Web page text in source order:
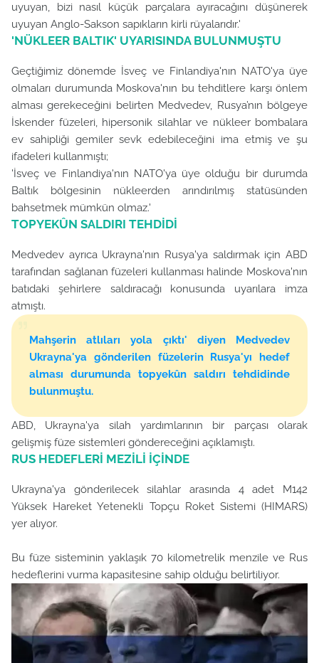
uyuyan, bizi nasıl küçük parçalara ayıracağını düşünerek
uyuyan Anglo-Sakson sapıkların kirli rüyalarıdır.'
'NÜKLEER BALTIK' UYARISINDA BULUNMUŞTU
Geçtiğimiz dönemde İsveç ve Finlandiya'nın NATO'ya üye
olmaları durumunda Moskova'nın bu tehditlere karşı önlem
alması gerekeceğini belirten Medvedev, Rusya’nın bölgeye
İskender füzeleri, hipersonik silahlar ve nükleer bombalara
ev sahipliği gemiler sevk edebileceğini ima etmiş ve şu
ifadeleri kullanmıştı;
'İsveç ve Finlandiya'nın NATO'ya üye olduğu bir durumda
Baltık bölgesinin nükleerden arındırılmış statüsünden
bahsetmek mümkün olmaz.'
TOPYEKÛN SALDIRI TEHDİDİ
Medvedev ayrıca Ukrayna'nın Rusya'ya saldırmak için ABD
tarafından sağlanan füzeleri kullanması halinde Moskova'nın
batıdaki şehirlere saldıracağı konusunda uyarılara imza
atmıştı.
Mahşerin atlıları yola çıktı' diyen Medvedev
Ukrayna'ya gönderilen füzelerin Rusya'yı hedef
alması durumunda topyekûn saldırı tehdidinde
bulunmuştu.
ABD, Ukrayna'ya silah yardımlarının bir parçası olarak
gelişmiş füze sistemleri göndereceğini açıklamıştı.
RUS HEDEFLERİ MEZİLİ İÇİNDE
Ukrayna'ya gönderilecek silahlar arasında 4 adet M142
Yüksek Hareket Yetenekli Topçu Roket Sistemi (HIMARS)
yer alıyor.
Bu füze sisteminin yaklaşık 70 kilometrelik menzile ve Rus
hedeflerini vurma kapasitesine sahip olduğu belirtiliyor.